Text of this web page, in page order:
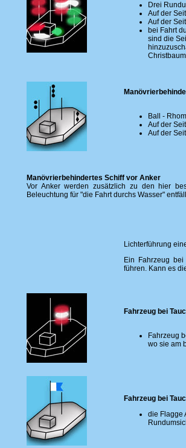
Drei
Auf der
Auf der
bei Fahrt
sind die
Ball -
Auf der
Auf der
Manövrierbehindertes Schiff vor Anker
Vor Anker werden zusätzlich zu den hier
Beleuchtung für "die Fahrt durchs Wasser"
Lichterführung
Ein Fahrzeug
führen. Kann es
Fahrzeug bei
Fahrzeug
wo sie am
Fahrzeug bei
die Flagge